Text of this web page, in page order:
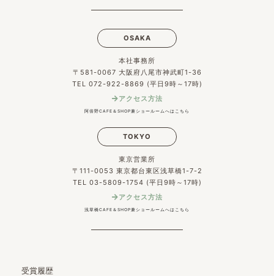
OSAKA
本社事務所
〒581-0067 大阪府八尾市神武町1-36
TEL 072-922-8869 (平日9時～17時)
アクセス方法
阿倍野CAFE＆SHOP兼ショールームへはこちら
TOKYO
東京営業所
〒111-0053 東京都台東区浅草橋1-7-2
TEL 03-5809-1754 (平日9時～17時)
アクセス方法
浅草橋CAFE＆SHOP兼ショールームへはこちら
受賞履歴